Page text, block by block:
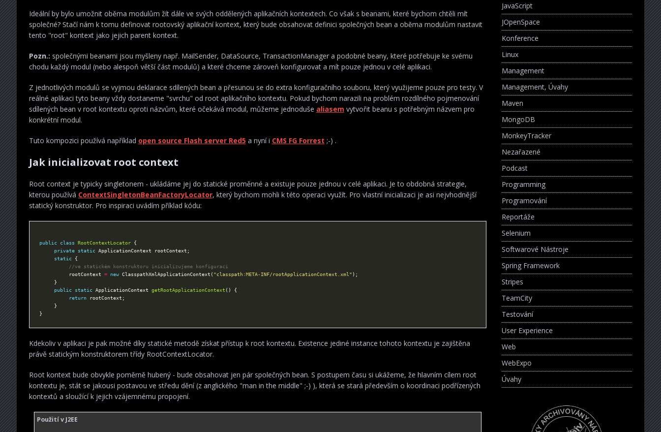
Ideální by bylo umožnit oběma modulům žít dále ve svých oddělených aplikačních kontextech. Co však s beanami, které bychom chtěli mít
společné? Stačí nám k tomu definovat rootovský aplikační kontext, který bude obsahovat definici společných bean a oběma modulům nastavit
tento "root" kontext jako jejich parent kontext.
Pozn.: společnými beanami jsou myšleny např. MailSender, DataSource, TransactionManager a podobné beany, které potřebuje ke svému
chodu každý modul (nebo alespoň větší část modulů) a které chceme zároveň konfigurovat a mít pouze jednou v celé aplikaci.
Z jednotlivých modulů se vyjmou deklarace sdílených bean a přesunou se do extra konfiguračního souboru, který využijeme pouze pro testy. V
reálné aplikaci tyto beany vždy dostaneme "svrchu" od root aplikačního kontextu. Pokud bychom narazili na problém rozdílného pojmenování
sdílených bean v root kontextu oproti názvům, které očekává modul, můžeme jednoduše aliasem vytvořit beanu s potřebným názvem pro
konkrétní modul.
Tuto kompozici používá například open source Flash server Red5 a nyní i CMS FG Forrest ;-) .
Jak inicializovat root context
Root context je typicky singletonem - ukládáme jej do statické proměnné a existuje pouze jednou v celé aplikaci. Je to obdobná strategie,
kterou používá ContextSingletonBeanFactoryLocator, který bychom mohli k této operaci využít. Pro vlastní inicializaci je asi nejvhodnější
statický konstruktor. Pro inspiraci uvádím příklad kódu:
public class RootContextLocator
private
static
static
//ve statickém konstruktoru inicializujeme konfiguraci
          rootContext
= new ClasspathXmlApplicationContext( "classpath:META-INF/rootApplicationContext.xml"
public
static ApplicationContext getRootApplicationContext
return
Kdekoliv v aplikaci je pak možné díky statické metodě získat přístup k root kontextu. Existence jediné instance tohoto kontextu je zajištěna
právě statickým konstruktorem třídy RootContextLocator.
Root kontext bude obvykle poměrně hubený - bude obsahovat jen pár společných bean. S postupem času si ukážeme, že hlavním cílem root
kontextu je, stát se jakousi postavou ve středu dění (z anglického "man in the middle" ;-) ), která se stará především o koordinaci podřízených
kontextů a sloužící k jejich vzájemnému propojení.
Použití v J2EE
JavaScript
JOpenSpace
Konference
Linux
Management
Management, Úvahy
Maven
MongoDB
MonkeyTracker
Nezařazené
Podcast
Programming
Programování
Reportáže
Selenium
Softwarové Nástroje
Spring Framework
Stripes
TeamCity
Testování
User Experience
Web
WebExpo
Úvahy